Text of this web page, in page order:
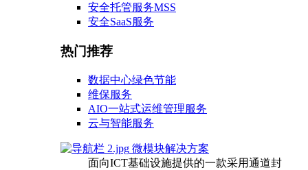
安全托管服务MSS
安全SaaS服务
热门推荐
数据中心绿色节能
维保服务
AIO一站式运维管理服务
云与智能服务
微模块解决方案
面向ICT基础设施提供的一款采用通道封